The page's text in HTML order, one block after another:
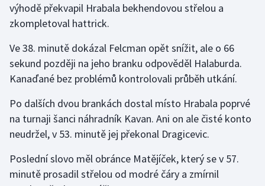
Vodní slalom
Volejbal
Ostatní
výhodě překvapil Hrabala bekhendovou střelou a
zkompletoval hattrick.
Ve 38. minutě dokázal Felcman opět snížit, ale o 66
sekund později na jeho branku odpověděl Halaburda.
Kanaďané bez problémů kontrolovali průběh utkání.
Po dalších dvou brankách dostal místo Hrabala poprvé
na turnaji šanci náhradník Kavan. Ani on ale čisté konto
neudržel, v 53. minutě jej překonal Dragicevic.
Poslední slovo měl obránce Matějíček, který se v 57.
minutě prosadil střelou od modré čáry a zmírnil